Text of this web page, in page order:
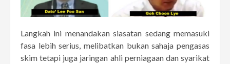
Langkah ini menandakan siasatan sedang memasuki
fasa lebih serius, melibatkan bukan sahaja pengasas
skim tetapi juga jaringan ahli perniagaan dan syarikat